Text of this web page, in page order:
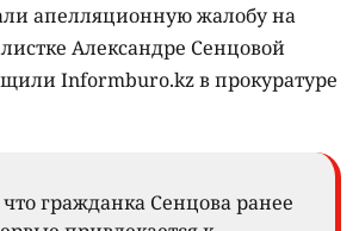
апелляционную жалобу на
Александре Сенцовой
Informburo.kz в прокуратуре
гражданка Сенцова ранее